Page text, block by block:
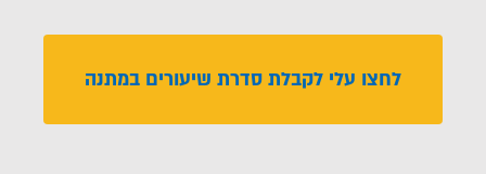
לחצו עלי לקבלת סדרת שיעורים במתנה